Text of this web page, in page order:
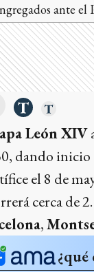
ante
León XIV
dando
el 8 de
cerca de
,
¿qué